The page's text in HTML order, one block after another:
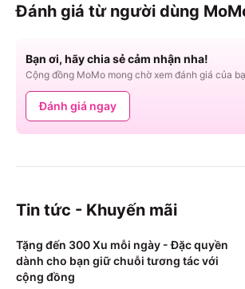
Đánh giá từ người dùng
Bạn ơi, hãy chia sẻ cảm nhận nha!
Cộng đồng MoMo mong chờ xem đánh giá của
Đánh giá ngay
Tin tức - Khuyến mãi
Tặng đến 300 Xu mỗi ngày - Đặc quyền
dành cho bạn giữ chuỗi tương tác với
cộng đồng